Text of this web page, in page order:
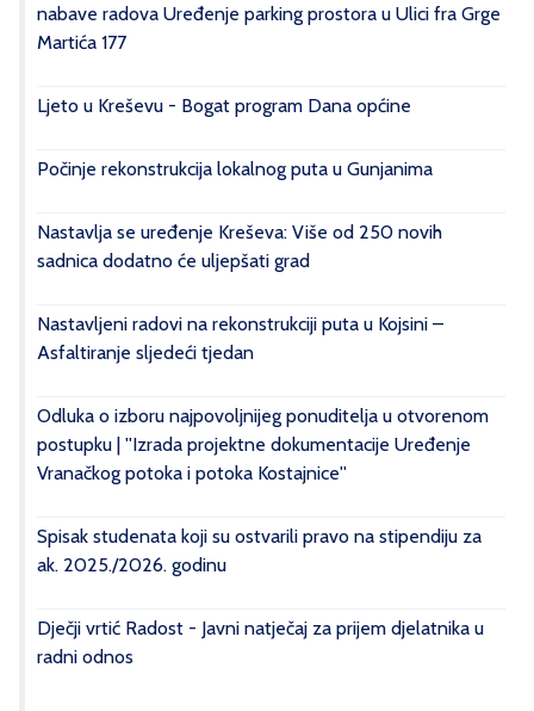
nabave radova Uređenje parking prostora u Ulici fra Grge
Martića 177
Ljeto u Kreševu - Bogat program Dana općine
Počinje rekonstrukcija lokalnog puta u Gunjanima
Nastavlja se uređenje Kreševa: Više od 250 novih
sadnica dodatno će uljepšati grad
Nastavljeni radovi na rekonstrukciji puta u Kojsini –
Asfaltiranje sljedeći tjedan
Odluka o izboru najpovoljnijeg ponuditelja u otvorenom
postupku | ''Izrada projektne dokumentacije Uređenje
Vranačkog potoka i potoka Kostajnice''
Spisak studenata koji su ostvarili pravo na stipendiju za
ak. 2025./2026. godinu
Dječji vrtić Radost - Javni natječaj za prijem djelatnika u
radni odnos